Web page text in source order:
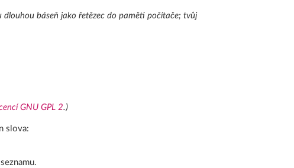
dlouhou báseň jako řetězec do paměti počítače; tvůj
GNU GPL 2.)
slova: